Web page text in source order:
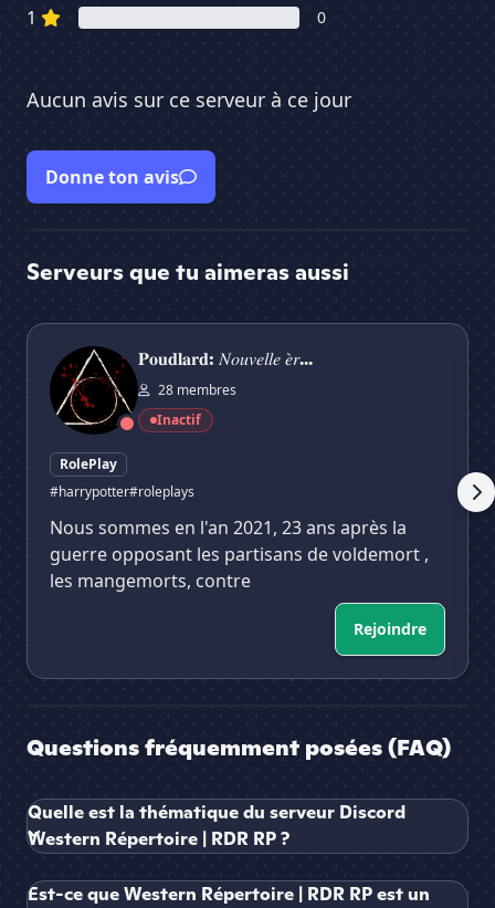
1 0
Aucun avis sur ce serveur à ce jour
Donne ton avis
Serveurs que tu aimeras aussi
𝐏𝐨𝐮𝐝𝐥𝐚𝐫𝐝: 𝑁𝑜𝑢𝑣𝑒𝑙𝑙𝑒 𝑒̀𝑟𝑒 (v͛²)
𝐏𝐨𝐮𝐝𝐥𝐚𝐫𝐝: 𝑁𝑜𝑢𝑣𝑒𝑙𝑙𝑒 𝑒̀𝑟...
28 membres
Inactif
RolePlay
#harrypotter#roleplays
Nous sommes en l'an 2021, 23 ans après la
guerre opposant les partisans de voldemort ,
les mangemorts, contre
Rejoindre
Questions fréquemment posées (FAQ)
Quelle est la thématique du serveur Discord
Western Répertoire | RDR RP ?
Est-ce que Western Répertoire | RDR RP est un